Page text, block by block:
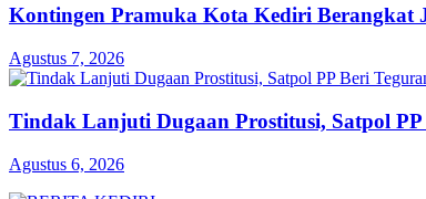
Kontingen Pramuka Kota Kediri Berangkat
Agustus 7, 2026
Tindak Lanjuti Dugaan Prostitusi, Satpol
Agustus 6, 2026